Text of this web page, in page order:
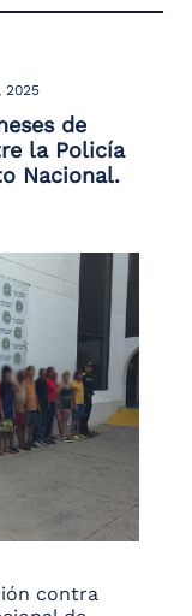
2025
de
la Policía
Nacional.
contra